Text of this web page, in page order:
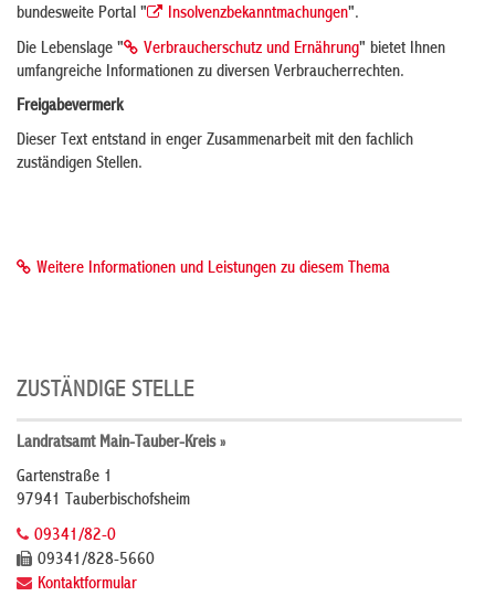
bundesweite Portal "
Insolvenzbekanntmachungen".
Die Lebenslage "
Verbraucherschutz und Ernährung" bietet Ihnen
umfangreiche Informationen zu diversen Verbraucherrechten.
Freigabevermerk
Dieser Text entstand in enger Zusammenarbeit mit den fachlich
zuständigen Stellen.
Weitere Informationen und Leistungen zu diesem Thema
ZUSTÄNDIGE STELLE
Landratsamt Main-Tauber-Kreis »
Gartenstraße 1
97941 Tauberbischofsheim
09341/82-0
09341/828-5660
Kontaktformular